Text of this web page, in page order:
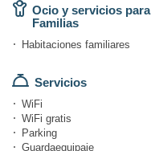
Ocio y servicios para
Familias
Habitaciones familiares
Servicios
WiFi
WiFi gratis
Parking
Guardaequipaje